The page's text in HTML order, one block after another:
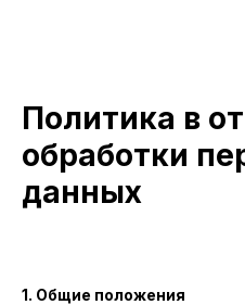
Политика в
обработки
данных
1. Общие положения